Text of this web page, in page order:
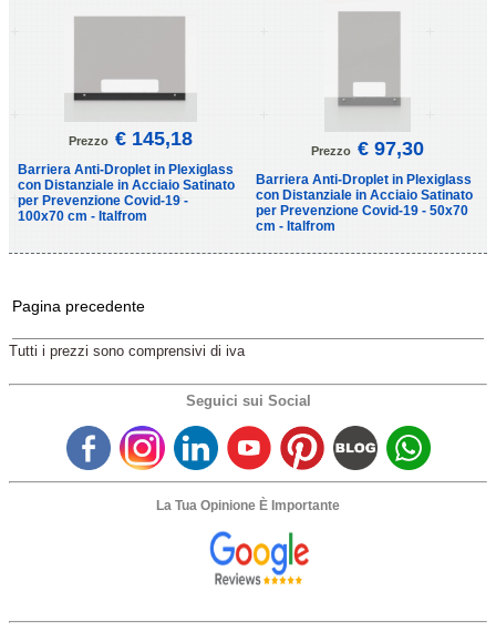
Prezzo € 145,18
Barriera Anti-Droplet in Plexiglass
con Distanziale in Acciaio Satinato
per Prevenzione Covid-19 -
100x70 cm - Italfrom
Prezzo € 97,30
Barriera Anti-Droplet in Plexiglass
con Distanziale in Acciaio Satinato
per Prevenzione Covid-19 - 50x70
cm - Italfrom
Pagina precedente
Tutti i prezzi sono comprensivi di iva
Seguici sui Social
La Tua Opinione È Importante